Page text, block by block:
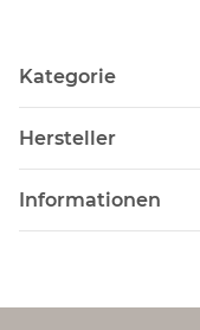
Kategorie
Hersteller
Informationen